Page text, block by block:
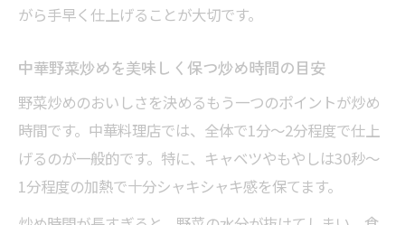
がら手早く仕上げることが大切です。
中華野菜炒めを美味しく保つ炒め時間の目安
野菜炒めのおいしさを決めるもう一つのポイントが炒め
時間です。中華料理店では、全体で1分〜2分程度で仕上
げるのが一般的です。特に、キャベツやもやしは30秒〜
1分程度の加熱で十分シャキシャキ感を保てます。